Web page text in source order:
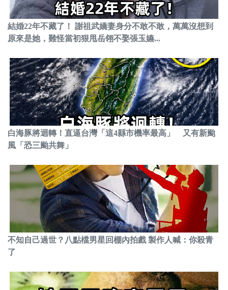
結婚22年不藏了！ 謝祖武嬌妻身分不敢不敢，萬萬沒想到
原來是她，難怪當初狠甩岳翎不娶張玉嬿...
白海豚將迴轉！直逼台灣「這4縣市機率最高」 又有新颱
風「恐三颱共舞」
不知自己過世？八點檔男星回棚內拍戲 製作人喊：你殺青
了